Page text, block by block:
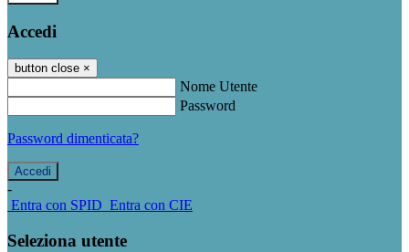
Accedi
button close ×
Nome Utente
Password
Password dimenticata?
-
Entra con SPID Entra con CIE
Seleziona utente